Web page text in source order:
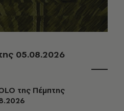
05.08.2026
της Πέμπτης